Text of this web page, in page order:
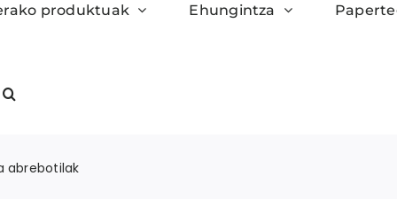
produktuak Ehungintza
abrebotilak